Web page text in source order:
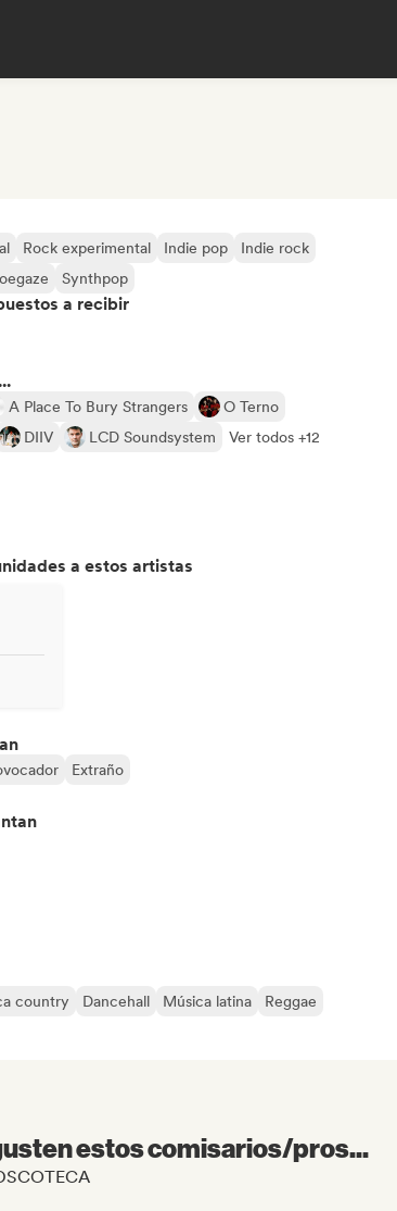
Rock experimental Indie pop
Indie rock
Synthpop
a recibir
A Place To Bury Strangers
O Terno
DIIV LCD Soundsystem Ver todos +12
a estos artistas
Extraño
country Dancehall Música latina
Reggae
estos comisarios/pros...